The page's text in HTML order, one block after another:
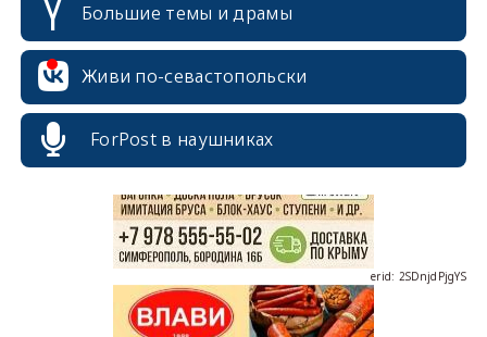
Большие темы и драмы
Живи по-севастопольски
ForPost в наушниках
erid: 2SDnjcrDNw6
erid: 2SDnjdPjgYS